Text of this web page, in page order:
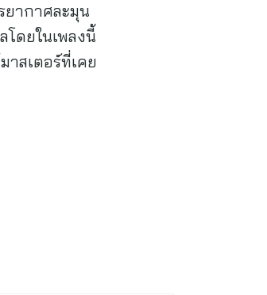
ยากาศละมุน
โดยในเพลงนี้
าสเตอร์ที่เคย